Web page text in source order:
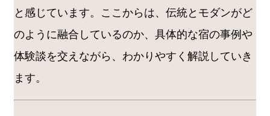
と感じています。ここからは、伝統とモダンがど
のように融合しているのか、具体的な宿の事例や
体験談を交えながら、わかりやすく解説していき
ます。